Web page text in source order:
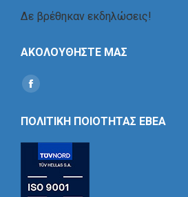
Δε βρέθηκαν εκδηλώσεις!
ΑΚΟΛΟΥΘΗΣΤΕ ΜΑΣ
Find us on:
Social
ΠΟΛΙΤΙΚΗ ΠΟΙΟΤΗΤΑΣ ΕΒΕΑ